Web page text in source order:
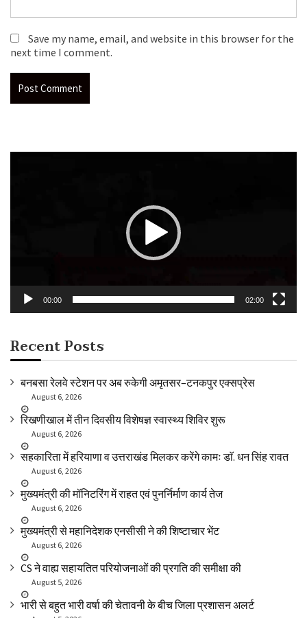
Save my name, email, and website in this browser for the
next time I comment.
00:00 02:00
Recent Posts
बनबसा रेलवे स्टेशन पर अब रुकेगी अमृतसर–टनकपुर एक्सप्रेस
August 6, 2026
रिखणीखाल में तीन दिवसीय विशेषज्ञ स्वास्थ्य शिविर शुरू
August 6, 2026
सहकारिता में हरियाणा व उत्तराखंड मिलकर करेंगे कामः डाॅ. धन सिंह रावत
August 6, 2026
मुख्यमंत्री की मॉनिटरिंग में राहत एवं पुनर्निर्माण कार्य तेज
August 6, 2026
मुख्यमंत्री से महानिदेशक एनसीसी ने की शिष्टाचार भेंट
August 6, 2026
CS ने वाह्य सहायतित परियोजनाओं की प्रगति की समीक्षा की
August 5, 2026
भारी से बहुत भारी वर्षा की चेतावनी के बीच जिला प्रशासन अलर्ट